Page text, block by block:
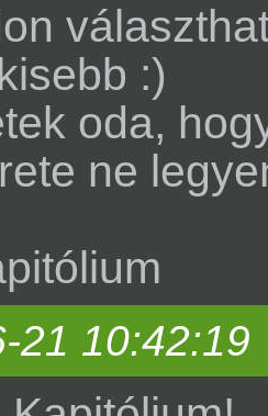
:)
oda,
ne
21 10:42:19